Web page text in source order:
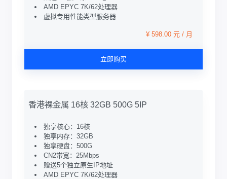
AMD EPYC 7K/62处理器
虚拟专用性能类型服务器
¥ 598.00 元 / 月
立即购买
香港裸金属 16核 32GB 500G 5IP
独享核心：16核
独享内存：32GB
独享硬盘：500G
CN2带宽：25Mbps
赠送5个独立原生IP地址
AMD EPYC 7K/62处理器